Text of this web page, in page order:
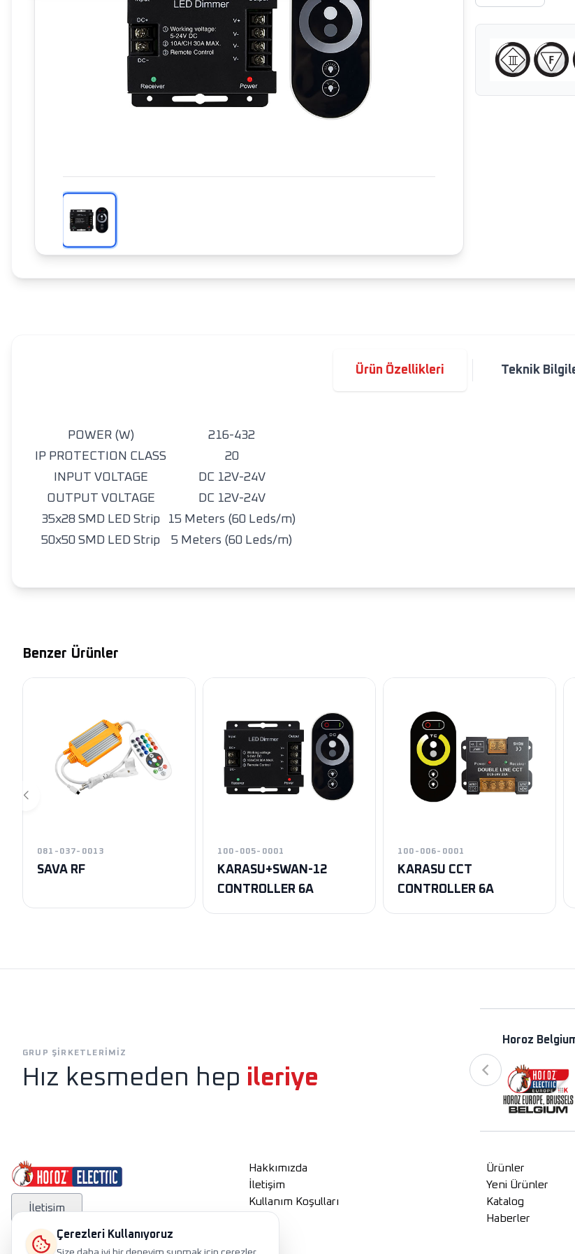
Çerezleri Kullanıyoruz
Ürün Özellikleri Teknik
POWER (W)
216-432
IP PROTECTION CLASS
20
INPUT VOLTAGE
DC 12V-24V
OUTPUT VOLTAGE
DC 12V-24V
35x28 SMD LED Strip
15 Meters (60 Leds/m)
50x50 SMD LED Strip
5 Meters (60 Leds/m)
Benzer Ürünler
081-037-0013
SAVA RF
100-005-0001
KARASU+SWAN-12
CONTROLLER 6A
100-006-0001
KARASU CCT
CONTROLLER 6A
GRUP ŞIRKETLERIMIZ
Hız kesmeden hep ileriye
Horoz
İletişim
Hakkımızda
İletişim
Kullanım Koşulları
Ürünler
Yeni Ürünler
Katalog
Haberler